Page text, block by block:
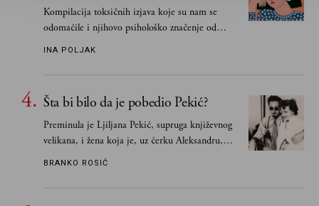
Kompilacija toksičnih izjava koje su nam se
odomaćile i njihovo psihološko značenje od
INA POLJAK
Šta bi bilo da je pobedio Pekić?
Preminula je Ljiljana Pekić, supruga književnog
velikana, i žena koja je, uz ćerku Aleksandru,
vodila računa o zaostavštini pisca. Ovu priču o
BRANKO ROSIĆ